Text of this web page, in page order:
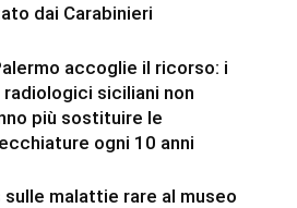
dai Carabinieri
accoglie il ricorso: i
siciliani non
più sostituire le
ogni 10 anni
sulle malattie rare al museo